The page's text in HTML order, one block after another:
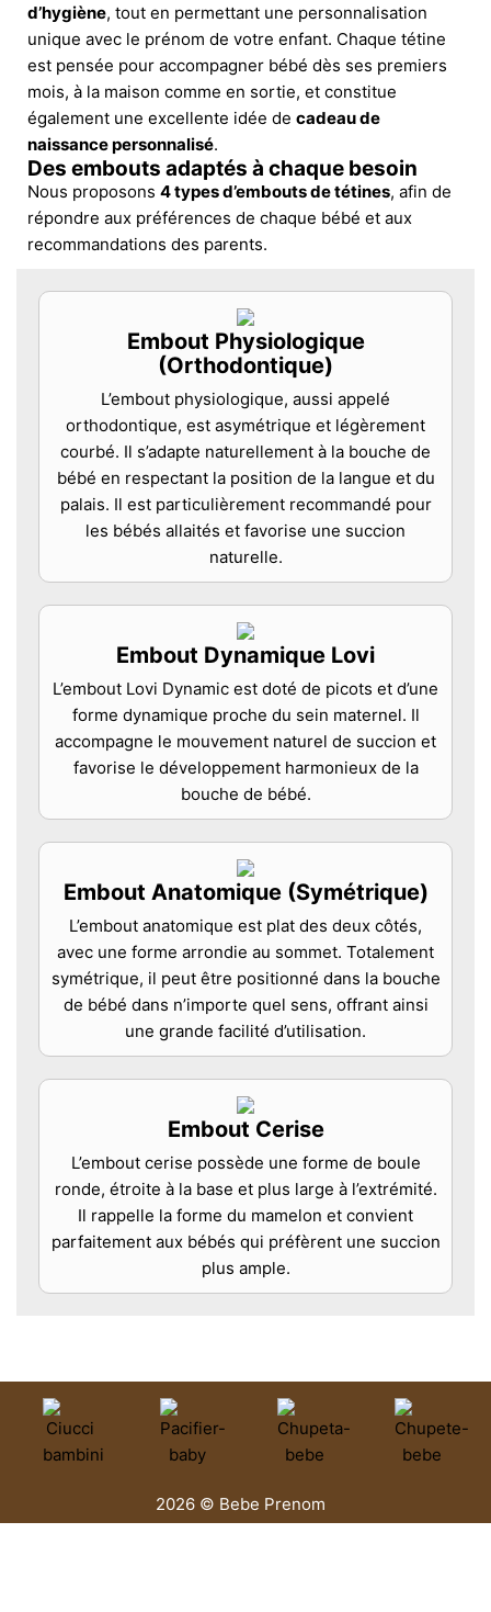
d’hygiène, tout en permettant une personnalisation
unique avec le prénom de votre enfant. Chaque tétine
est pensée pour accompagner bébé dès ses premiers
mois, à la maison comme en sortie, et constitue
également une excellente idée de cadeau de
naissance personnalisé.
Des embouts adaptés à chaque besoin
Nous proposons 4 types d’embouts de tétines, afin de
répondre aux préférences de chaque bébé et aux
recommandations des parents.
Embout Physiologique
(Orthodontique)
L’embout physiologique, aussi appelé
orthodontique, est asymétrique et légèrement
courbé. Il s’adapte naturellement à la bouche de
bébé en respectant la position de la langue et du
palais. Il est particulièrement recommandé pour
les bébés allaités et favorise une succion
naturelle.
Embout Dynamique Lovi
L’embout Lovi Dynamic est doté de picots et d’une
forme dynamique proche du sein maternel. Il
accompagne le mouvement naturel de succion et
favorise le développement harmonieux de la
bouche de bébé.
Embout Anatomique (Symétrique)
L’embout anatomique est plat des deux côtés,
avec une forme arrondie au sommet. Totalement
symétrique, il peut être positionné dans la bouche
de bébé dans n’importe quel sens, offrant ainsi
une grande facilité d’utilisation.
Embout Cerise
L’embout cerise possède une forme de boule
ronde, étroite à la base et plus large à l’extrémité.
Il rappelle la forme du mamelon et convient
parfaitement aux bébés qui préfèrent une succion
plus ample.
2026 © Bebe Prenom